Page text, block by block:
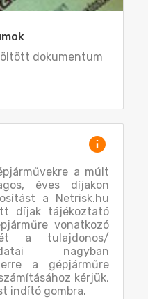
dokumentum
a múlt
éves díjakon
a Netrisk.hu
díjak tájékoztató
vonatkozó
a tulajdonos/
nagyban
a gépjárműre
kérjük,
indító gombra.